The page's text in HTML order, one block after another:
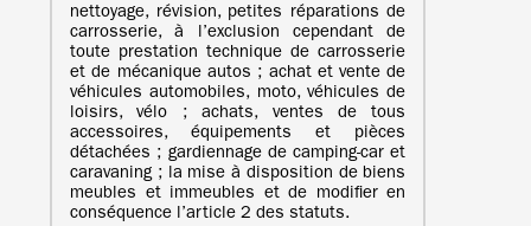
nettoyage, révision, petites réparations de
carrosserie, à l’exclusion cependant de
toute prestation technique de carrosserie
et de mécanique autos ; achat et vente de
véhicules automobiles, moto, véhicules de
loisirs, vélo ; achats, ventes de tous
accessoires, équipements et pièces
détachées ; gardiennage de camping-car et
caravaning ; la mise à disposition de biens
meubles et immeubles et de modifier en
conséquence l’article 2 des statuts.